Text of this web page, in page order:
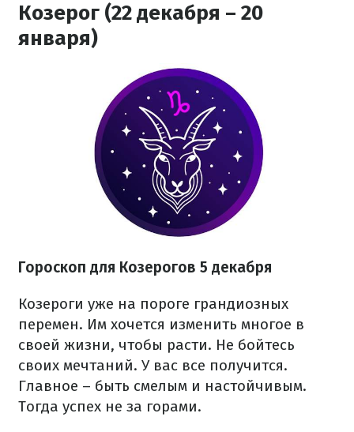
Козерог (22 декабря – 20
января)
Гороскоп для Козерогов 5 декабря
Козероги уже на пороге грандиозных
перемен. Им хочется изменить многое в
своей жизни, чтобы расти. Не бойтесь
своих мечтаний. У вас все получится.
Главное – быть смелым и настойчивым.
Тогда успех не за горами.